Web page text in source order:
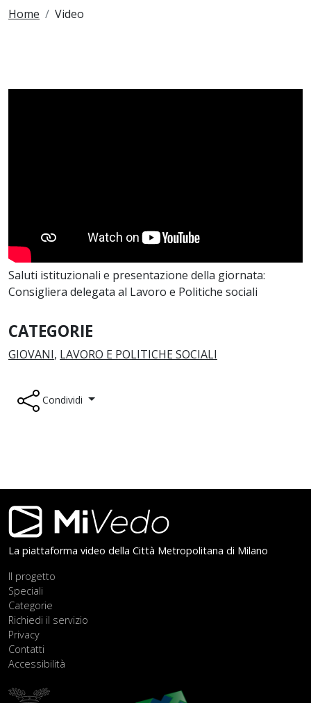
Breadcrumbs
Home Video
Saluti istituzionali e presentazione della giornata:
Consigliera delegata al Lavoro e Politiche sociali
CATEGORIE
GIOVANI, LAVORO E POLITICHE SOCIALI
Condividi
La piattaforma video della Città Metropolitana di Milano
Il progetto
Speciali
Categorie
Richiedi il servizio
Privacy
Contatti
Accessibilità